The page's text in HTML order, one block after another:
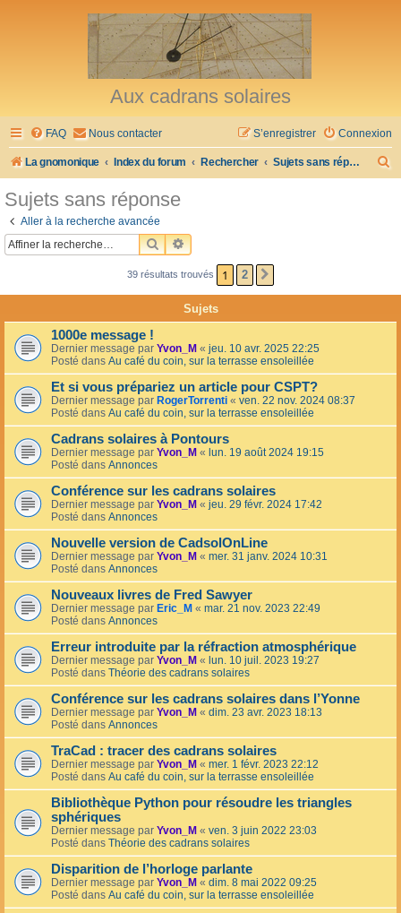
Aux cadrans solaires
FAQ Nous contacter Connexion
S’enregistrer
La gnomonique Index du forum Rechercher Sujets sans réponse
h
r
Sujets sans réponse
Aller à la recherche avancée
RECHERCHER
RECHERCHE AVANCÉE
39 résultats trouvés 1 2
Sujets
1000e message !
Dernier message par Yvon_M « jeu. 10 avr. 2025 22:25
Posté dans Au café du coin, sur la terrasse ensoleillée
Et si vous prépariez un article pour CSPT?
Dernier message par RogerTorrenti « ven. 22 nov. 2024 08:37
Posté dans Au café du coin, sur la terrasse ensoleillée
Cadrans solaires à Pontours
Dernier message par Yvon_M « lun. 19 août 2024 19:15
Posté dans Annonces
Conférence sur les cadrans solaires
Dernier message par Yvon_M « jeu. 29 févr. 2024 17:42
Posté dans Annonces
Nouvelle version de CadsolOnLine
Dernier message par Yvon_M « mer. 31 janv. 2024 10:31
Posté dans Annonces
Nouveaux livres de Fred Sawyer
Dernier message par Eric_M « mar. 21 nov. 2023 22:49
Posté dans Annonces
Erreur introduite par la réfraction atmosphérique
Dernier message par Yvon_M « lun. 10 juil. 2023 19:27
Posté dans Théorie des cadrans solaires
Conférence sur les cadrans solaires dans l’Yonne
Dernier message par Yvon_M « dim. 23 avr. 2023 18:13
Posté dans Annonces
TraCad : tracer des cadrans solaires
Dernier message par Yvon_M « mer. 1 févr. 2023 22:12
Posté dans Au café du coin, sur la terrasse ensoleillée
Bibliothèque Python pour résoudre les triangles
sphériques
Dernier message par Yvon_M « ven. 3 juin 2022 23:03
Posté dans Théorie des cadrans solaires
Disparition de l’horloge parlante
Dernier message par Yvon_M « dim. 8 mai 2022 09:25
Posté dans Au café du coin, sur la terrasse ensoleillée